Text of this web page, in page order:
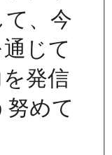
、今
じて
発信
努めて